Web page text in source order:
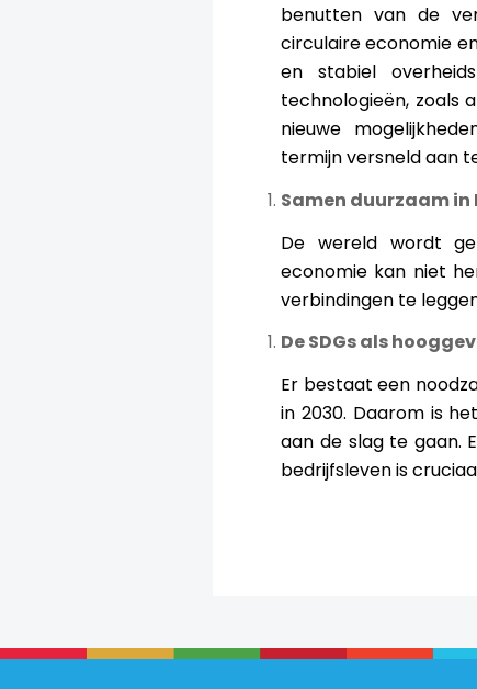
benutten van de
circulaire economie
en stabiel
technologieën, zoals
nieuwe
termijn versneld aan
Samen duurzaam in
De wereld wordt
economie kan niet
verbindingen te
De SDGs als
Er bestaat een
in 2030. Daarom is
aan de slag te gaan.
bedrijfsleven is